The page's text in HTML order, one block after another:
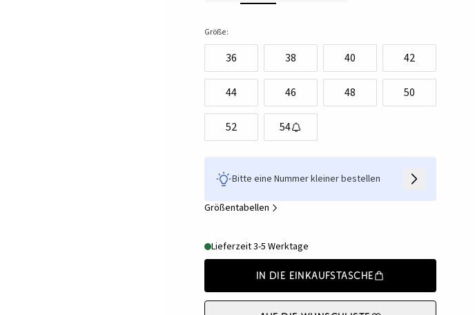
Größe:
36 38 40 42
44 46 48 50
52 54
Bitte eine Nummer kleiner bestellen
Größentabellen
Lieferzeit 3-5 Werktage
In die Einkaufstasche